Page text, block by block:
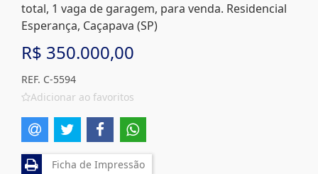
total, 1 vaga de garagem, para venda. Residencial
Esperança, Caçapava (SP)
R$ 350.000,00
REF. C-5594
Adicionar ao favoritos
Ficha de Impressão